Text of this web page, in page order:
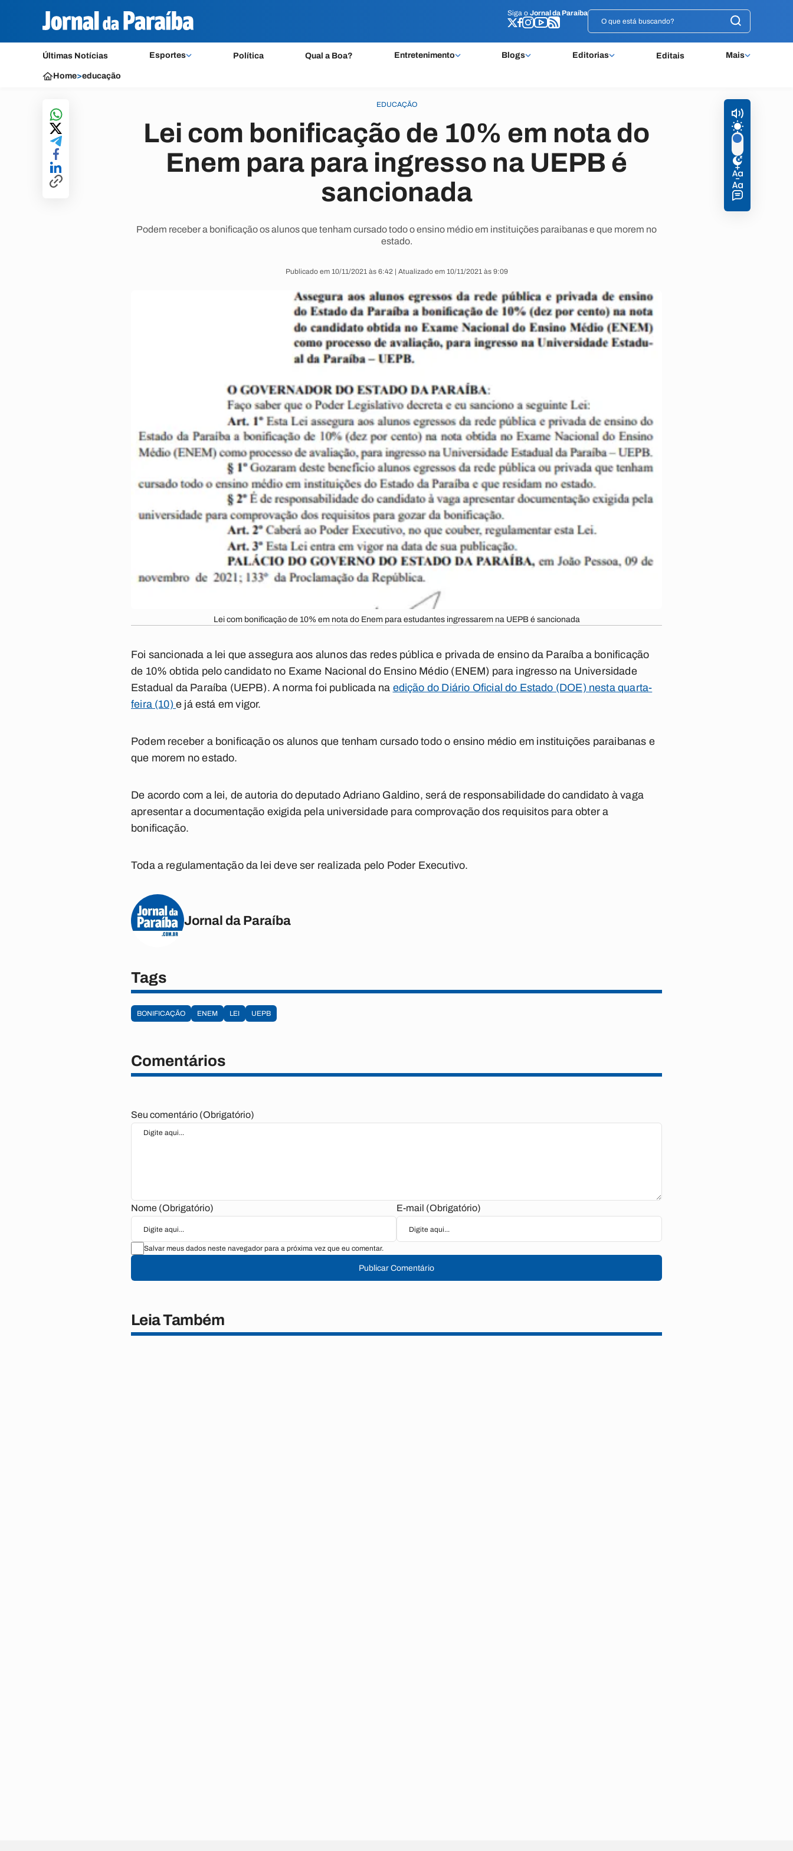
Siga o Jornal da Paraíba
Últimas Notícias Esportes Política Qual a Boa? Entretenimento Blogs Editorias Editais Mais
Siga o Jornal da Paraíba
Home>educação
EDUCAÇÃO
Lei com bonificação de 10% em nota do
Enem para para ingresso na UEPB é
sancionada
Podem receber a bonificação os alunos que tenham cursado todo o ensino médio em instituições paraibanas e que morem no
estado.
Publicado em 10/11/2021 às 6:42 | Atualizado em 10/11/2021 às 9:09
Lei com bonificação de 10% em nota do Enem para estudantes ingressarem na UEPB é sancionada
Foi sancionada a lei que assegura aos alunos das redes pública e privada de ensino da Paraíba a bonificação
de 10% obtida pelo candidato no Exame Nacional do Ensino Médio (ENEM) para ingresso na Universidade
Estadual da Paraíba (UEPB). A norma foi publicada na edição do Diário Oficial do Estado (DOE) nesta quarta-
feira (10) e já está em vigor.
Podem receber a bonificação os alunos que tenham cursado todo o ensino médio em instituições paraibanas e
que morem no estado.
De acordo com a lei, de autoria do deputado Adriano Galdino, será de responsabilidade do candidato à vaga
apresentar a documentação exigida pela universidade para comprovação dos requisitos para obter a
bonificação.
Toda a regulamentação da lei deve ser realizada pelo Poder Executivo.
Jornal da Paraíba
Tags
BONIFICAÇÃO ENEM LEI UEPB
Comentários
Seu comentário (Obrigatório)
Nome (Obrigatório) E-mail (Obrigatório)
Salvar meus dados neste navegador para a próxima vez que eu comentar.
Publicar Comentário
Leia Também